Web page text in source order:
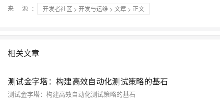
来 源： 开发者社区 > 开发与运维 > 文章 > 正文
相关文章
测试金字塔：构建高效自动化测试策略的基石
测试金字塔：构建高效自动化测试策略的基石